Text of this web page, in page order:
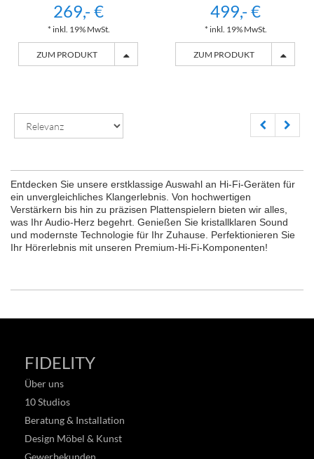
269,- €
* inkl. 19% MwSt.
ZUM PRODUKT
499,- €
* inkl. 19% MwSt.
ZUM PRODUKT
Entdecken Sie unsere erstklassige Auswahl an Hi-Fi-Geräten für
ein unvergleichliches Klangerlebnis. Von hochwertigen
Verstärkern bis hin zu präzisen Plattenspielern bieten wir alles,
was Ihr Audio-Herz begehrt. Genießen Sie kristallklaren Sound
und modernste Technologie für Ihr Zuhause. Perfektionieren Sie
Ihr Hörerlebnis mit unseren Premium-Hi-Fi-Komponenten!
FIDELITY
Über uns
10 Studios
Beratung & Installation
Design Möbel & Kunst
Gewerbekunden